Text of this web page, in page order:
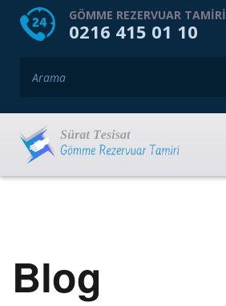
HOME HAKKIMIZDA
GÖMME REZERVUAR TAMIRI
0216 415 01 10
Blog